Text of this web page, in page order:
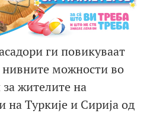
ги повикуваат
нивните можности во
жителите на
на Туркије и Сирија од